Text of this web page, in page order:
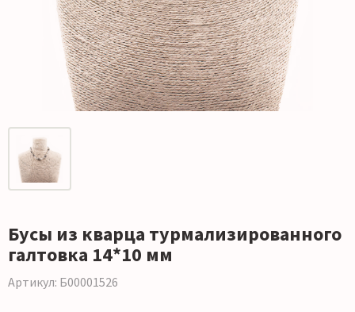
Бусы из кварца турмализированного
галтовка 14*10 мм
Артикул: Б00001526